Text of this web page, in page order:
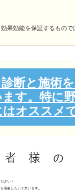
果効能を保証するもので
断と施術
す。特に
オススメ